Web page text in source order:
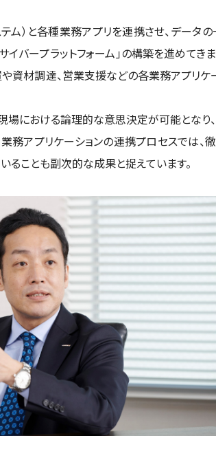
ム）と各種業務アプリを連携させ、データ
バープラットフォーム」の構築を進めてき
資材調達、営業支援などの各業務アプリケ
場における論理的な意思決定が可能となり
務アプリケーションの連携プロセスでは、
ことも副次的な成果と捉えています。